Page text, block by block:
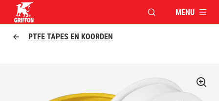
VENSTER OPENEN
MENU
PTFE TAPES EN KOORDEN